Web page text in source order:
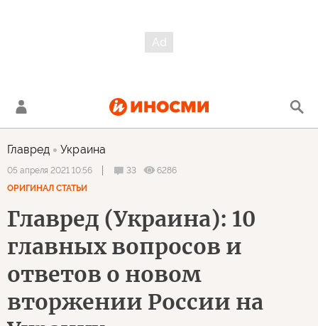
Главред Украина
05 апреля 2021 10:56 33
6286
ОРИГИНАЛ СТАТЬИ
Главред (Украина): 10
главных вопросов и
ответов о новом
вторжении России на